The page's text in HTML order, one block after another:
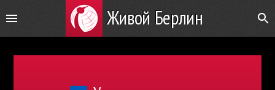
Живой Берлин